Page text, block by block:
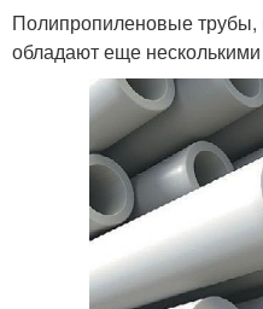
Полипропиленовые трубы,
обладают еще